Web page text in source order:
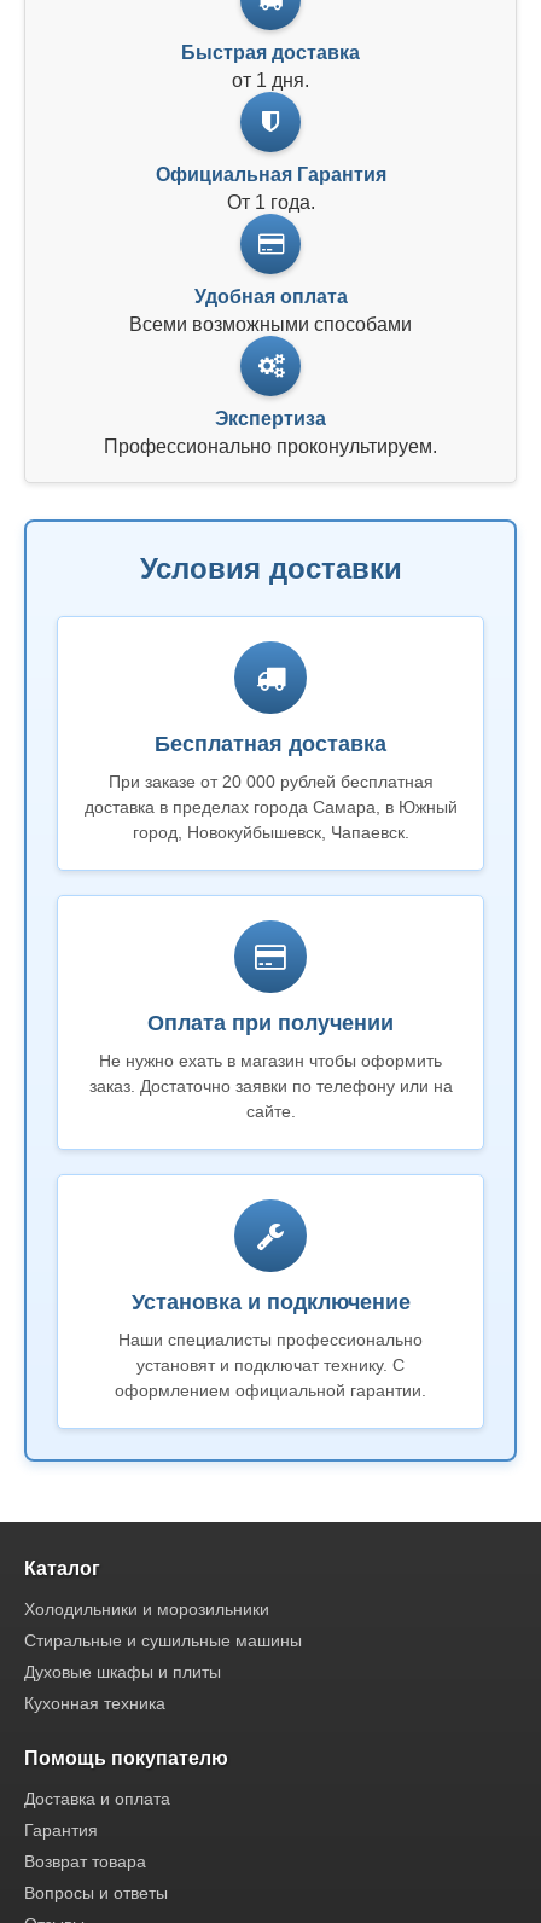
Быстрая доставка
от 1 дня.
Официальная Гарантия
От 1 года.
Удобная оплата
Всеми возможными способами
Экспертиза
Профессионально проконультируем.
Условия доставки
Бесплатная доставка
При заказе от 20 000 рублей бесплатная
доставка в пределах города Самара, в Южный
город, Новокуйбышевск, Чапаевск.
Оплата при получении
Не нужно ехать в магазин чтобы оформить
заказ. Достаточно заявки по телефону или на
сайте.
Установка и подключение
Наши специалисты профессионально
установят и подключат технику. С
оформлением официальной гарантии.
Каталог
Холодильники и морозильники
Стиральные и сушильные машины
Духовые шкафы и плиты
Кухонная техника
Помощь покупателю
Доставка и оплата
Гарантия
Возврат товара
Вопросы и ответы